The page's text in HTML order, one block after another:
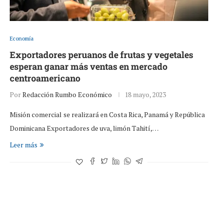
Economía
Exportadores peruanos de frutas y vegetales
esperan ganar más ventas en mercado
centroamericano
PorRedacción Rumbo Económico 18 mayo, 2023
Misión comercial se realizará en Costa Rica, Panamá y República
Dominicana Exportadores de uva, limón Tahití,…
Leer más